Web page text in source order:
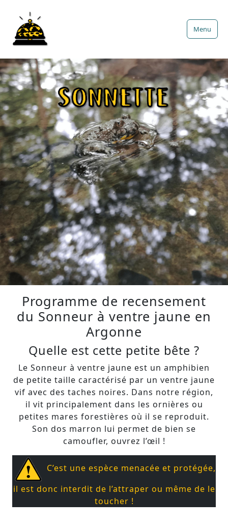
Menu
Programme de recensement
du Sonneur à ventre jaune en
Argonne
Quelle est cette petite bête ?
Le Sonneur à ventre jaune est un amphibien
de petite taille caractérisé par un ventre jaune
vif avec des taches noires. Dans notre région,
il vit principalement dans les ornières ou
petites mares forestières où il se reproduit.
Son dos marron lui permet de bien se
camoufler, ouvrez l’œil !
C’est une espèce menacée et protégée,
il est donc interdit de l’attraper ou même de le
toucher !